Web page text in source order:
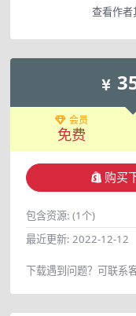
查看作者
会员
免费
购买
包含资源: (1个)
最近更新: 2022-12-12
下载遇到问题？可联系